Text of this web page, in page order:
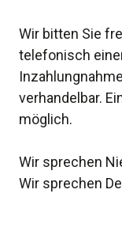
Wir bitten Sie
telefonisch
verhandelbar.
möglich.
Wir sprechen
Wir sprechen